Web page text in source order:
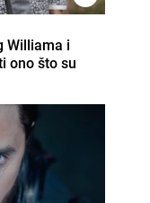
Williama i
ono što su